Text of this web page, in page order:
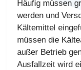
Häufig müssen
werden und
Kältemittel
müssen die
außer Betrieb
Ausfallzeit wird